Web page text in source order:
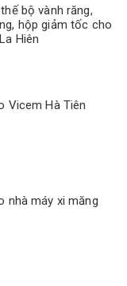
bộ vành răng,
hộp giảm tốc cho
Hiên
Vicem Hà Tiên
nhà máy xi măng